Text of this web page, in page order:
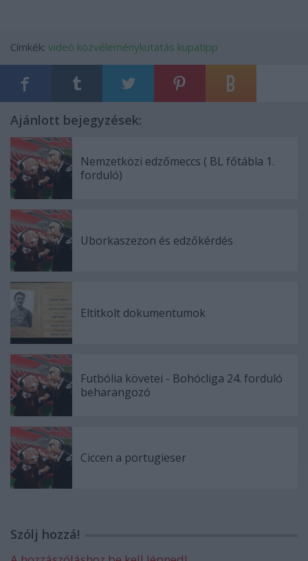
Címkék: videó közvéleménykutatás kupatipp
Ajánlott bejegyzések:
Nemzetközi edzőmeccs ( BL főtábla 1.
forduló)
Uborkaszezon és edzőkérdés
Eltitkolt dokumentumok
Futbólia követei - Bohócliga 24. forduló
beharangozó
Ciccen a portugieser
Szólj hozzá!